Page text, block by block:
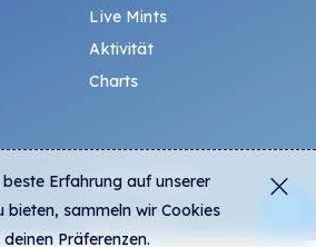
Live Mints
Aktivität
Charts
Community
Erfahrung auf unserer
bieten, sammeln wir Cookies
deinen Präferenzen.